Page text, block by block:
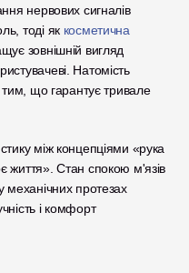
нервових сигналів
тоді як косметична
зовнішній вигляд
Натомість
тим, що гарантує тривале
між концепціями «рука
життя». Стан спокою м'язів
механічних протезах
і комфорт